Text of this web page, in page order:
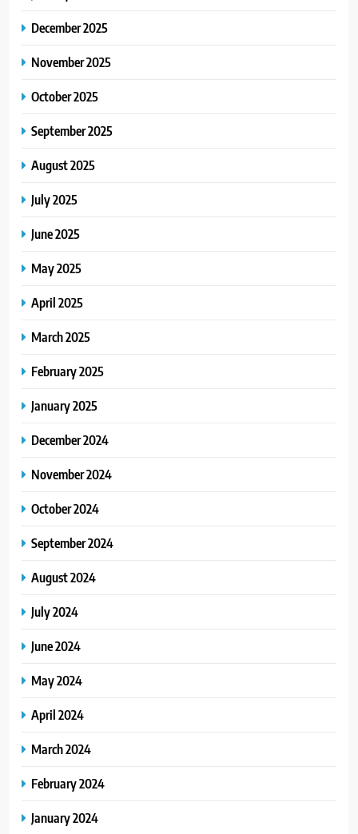
December 2025
November 2025
October 2025
September 2025
August 2025
July 2025
June 2025
May 2025
April 2025
March 2025
February 2025
January 2025
December 2024
November 2024
October 2024
September 2024
August 2024
July 2024
June 2024
May 2024
April 2024
March 2024
February 2024
January 2024